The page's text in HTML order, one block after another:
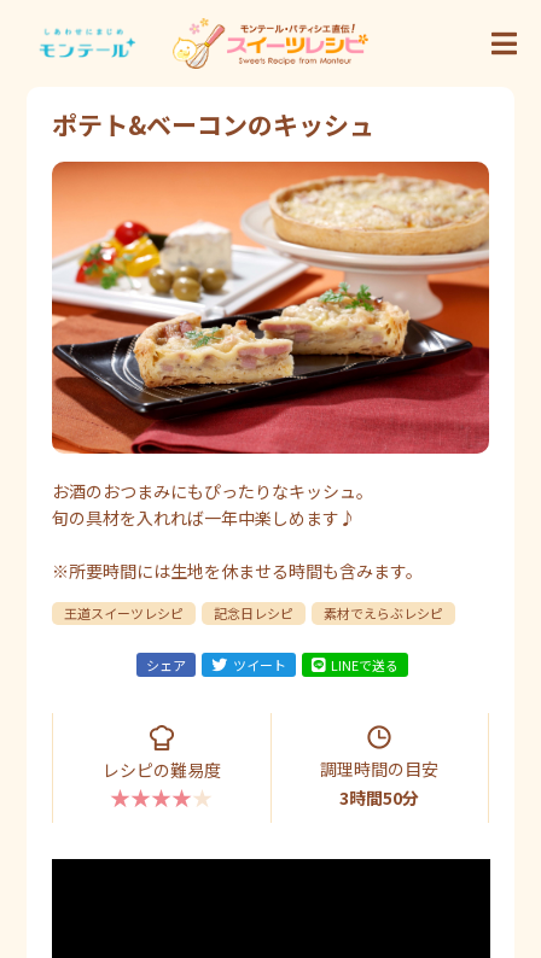
ポテト&ベーコンのキッシュ
お酒のおつまみにもぴったりなキッシュ。
旬の具材を入れれば一年中楽しめます♪
※所要時間には生地を休ませる時間も含みます。
王道スイーツレシピ 記念日レシピ 素材でえらぶレシピ
シェア ツイート LINEで送る
レシピの難易度
★★★★★
調理時間の目安
3時間50分